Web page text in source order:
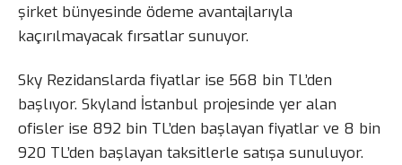
şirket bünyesinde ödeme avantajlarıyla
kaçırılmayacak fırsatlar sunuyor.
Sky Rezidanslarda fiyatlar ise 568 bin TL’den
başlıyor. Skyland İstanbul projesinde yer alan
ofisler ise 892 bin TL’den başlayan fiyatlar ve 8 bin
920 TL’den başlayan taksitlerle satışa sunuluyor.